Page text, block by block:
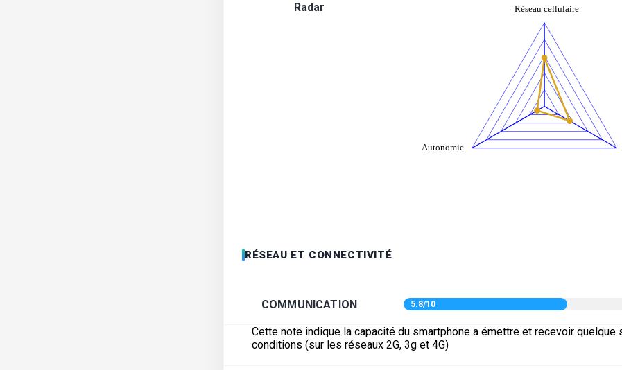
Radar
RÉSEAU ET CONNECTIVITÉ
COMMUNICATION 5.8/10
Cette note indique la capacité du smartphone a émettre et recevoir quelque
conditions (sur les réseaux 2G, 3g et 4G)